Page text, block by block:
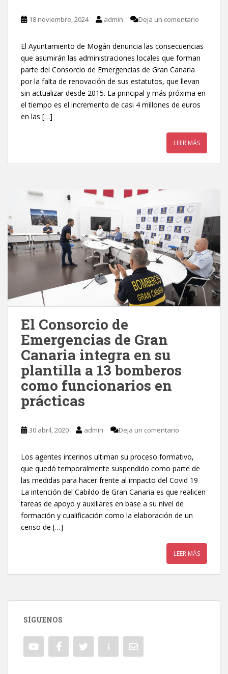
18 noviembre, 2024 admin Deja un comentario
El Ayuntamiento de Mogán denuncia las consecuencias
que asumirán las administraciones locales que forman
parte del Consorcio de Emergencias de Gran Canaria
por la falta de renovación de sus estatutos, que llevan
sin actualizar desde 2015. La principal y más próxima en
el tiempo es el incremento de casi 4 millones de euros
en las […]
LEER MÁS
El Consorcio de
Emergencias de Gran
Canaria integra en su
plantilla a 13 bomberos
como funcionarios en
prácticas
30 abril, 2020 admin Deja un comentario
Los agentes interinos ultiman su proceso formativo,
que quedó temporalmente suspendido como parte de
las medidas para hacer frente al impacto del Covid 19
La intención del Cabildo de Gran Canaria es que realicen
tareas de apoyo y auxiliares en base a su nivel de
formación y cualificación como la elaboración de un
censo de […]
LEER MÁS
SÍGUENOS